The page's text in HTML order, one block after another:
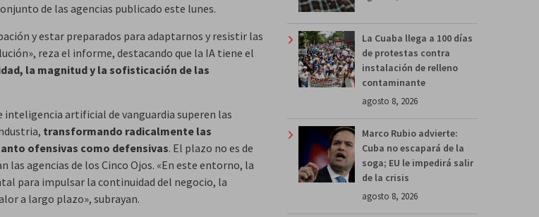
de las agencias publicado este lunes.
y estar preparados para adaptarnos y resistir las
reza el informe, destacando que la IA tiene el
la magnitud y la sofisticación de las
inteligencia artificial de vanguardia superen las
transformando radicalmente las
ofensivas como defensivas. El plazo no es de
las agencias de los Cinco Ojos. «En este entorno, la
para impulsar la continuidad del negocio, la
a largo plazo», subrayan.
La Cuaba llega a 100 días
de protestas contra
instalación de relleno
contaminante
agosto 8, 2026
Marco Rubio advierte:
Cuba no escapará de la
soga; EU le impedirá salir
de la crisis
agosto 8, 2026